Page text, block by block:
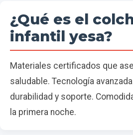
¿Qué es el
infantil yesa?
Materiales certificados que
saludable. Tecnología
durabilidad y soporte.
la primera noche.